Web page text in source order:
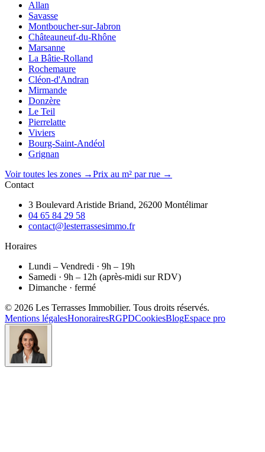
Allan
Savasse
Montboucher-sur-Jabron
Châteauneuf-du-Rhône
Marsanne
La Bâtie-Rolland
Rochemaure
Cléon-d'Andran
Mirmande
Donzère
Le Teil
Pierrelatte
Viviers
Bourg-Saint-Andéol
Grignan
Voir toutes les zones →Prix au m² par rue →
Contact
3 Boulevard Aristide Briand, 26200 Montélimar
04 65 84 29 58
contact@lesterrassesimmo.fr
Horaires
Lundi – Vendredi · 9h – 19h
Samedi · 9h – 12h (après-midi sur RDV)
Dimanche · fermé
© 2026 Les Terrasses Immobilier. Tous droits réservés.
Mentions légalesHonorairesRGPDCookiesBlogEspace pro